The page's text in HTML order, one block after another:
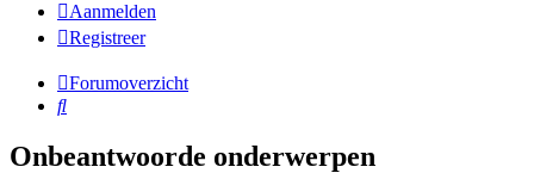
Aanmelden
Registreer
Forumoverzicht
Zoek
Onbeantwoorde onderwerpen